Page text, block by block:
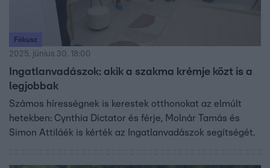
Fókusz
2025. június 30. 18:00
Ingatlanvadászok: akik a szakma krémje közt is a
legjobbak
Számos hírességnek is kerestek otthonokat az elmúlt
hetekben: Cynthia Dictator és férje, Molnár Tamás és
Simon Attiláék is kérték az Ingatlanvadászok segítségét.